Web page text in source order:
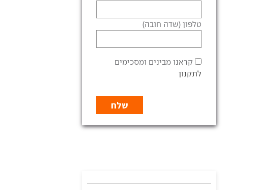
טלפון (שדה חובה)
קראנו מבינים ומסכימים
לתקנון